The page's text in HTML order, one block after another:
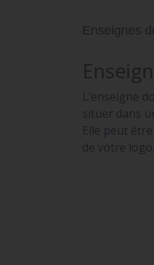
Enseignes
L’enseigne
situer dans
Elle peut
de votre logo.